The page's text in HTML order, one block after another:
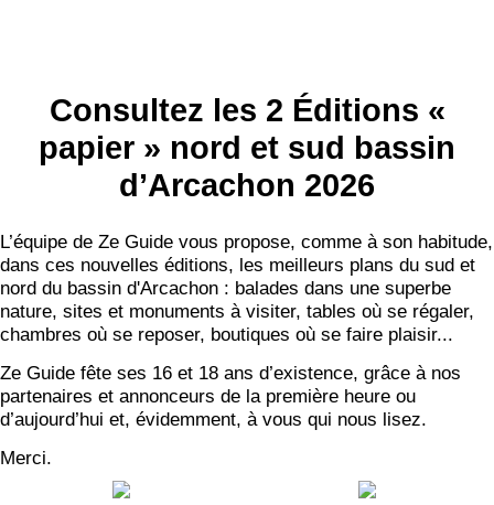
Consultez les 2 Éditions «
papier » nord et sud bassin
d’Arcachon 2026
L’équipe de Ze Guide vous propose, comme à son habitude,
dans ces nouvelles éditions, les meilleurs plans du sud et
nord du bassin d'Arcachon : balades dans une superbe
nature, sites et monuments à visiter, tables où se régaler,
chambres où se reposer, boutiques où se faire plaisir...
Ze Guide fête ses 16 et 18 ans d’existence, grâce à nos
partenaires et annonceurs de la première heure ou
d’aujourd’hui et, évidemment, à vous qui nous lisez.
Merci.